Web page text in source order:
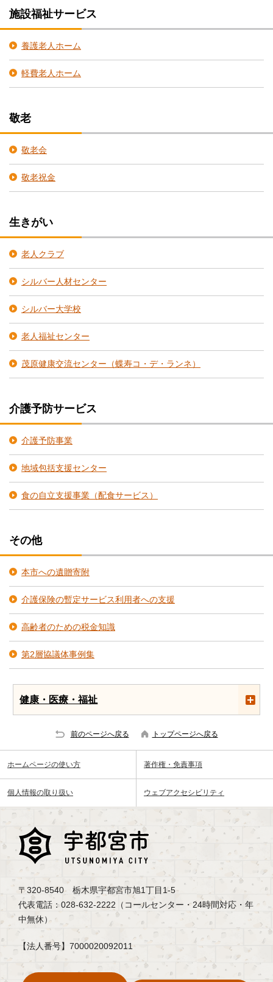
施設福祉サービス
養護老人ホーム
軽費老人ホーム
敬老
敬老会
敬老祝金
生きがい
老人クラブ
シルバー人材センター
シルバー大学校
老人福祉センター
茂原健康交流センター（蝶寿コ・デ・ランネ）
介護予防サービス
介護予防事業
地域包括支援センター
食の自立支援事業（配食サービス）
その他
本市への遺贈寄附
介護保険の暫定サービス利用者への支援
高齢者のための税金知識
第2層協議体事例集
健康・医療・福祉
前のページへ戻る トップページへ戻る
ホームページの使い方 著作権・免責事項
個人情報の取り扱い ウェブアクセシビリティ
〒320-8540 栃木県宇都宮市旭1丁目1-5
代表電話：028-632-2222（コールセンター・24時間対応・年
中無休）
【法人番号】7000020092011